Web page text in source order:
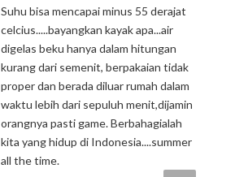
Suhu bisa mencapai minus 55 derajat
celcius.....bayangkan kayak apa...air
digelas beku hanya dalam hitungan
kurang dari semenit, berpakaian tidak
proper dan berada diluar rumah dalam
waktu lebih dari sepuluh menit,dijamin
orangnya pasti game. Berbahagialah
kita yang hidup di Indonesia....summer
all the time.